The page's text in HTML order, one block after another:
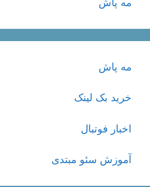
مه پاش
خرید بک لینک
اخبار فوتبال
آموزش سئو مبتدی